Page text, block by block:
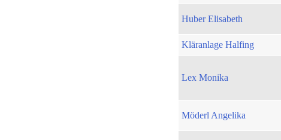
Huber Elisabeth
Kläranlage Halfing
Lex Monika
Möderl Angelika